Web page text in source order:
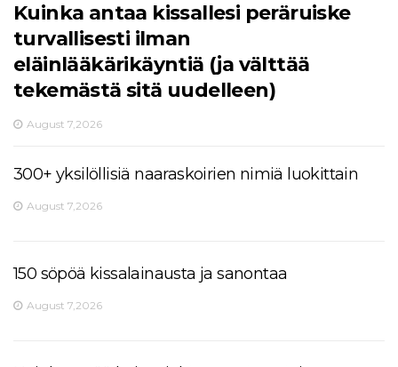
Kuinka antaa kissallesi peräruiske
turvallisesti ilman
eläinlääkärikäyntiä (ja välttää
tekemästä sitä uudelleen)
August 7,2026
300+ yksilöllisiä naaraskoirien nimiä luokittain
August 7,2026
150 söpöä kissalainausta ja sanontaa
August 7,2026